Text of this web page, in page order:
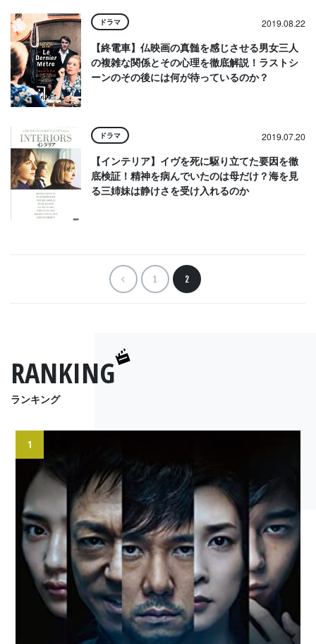
ドラマ 2019.08.22
【終電車】仏映画の真髄を感じさせる男女三人
の複雑な関係とその心理を徹底解説！ラストシ
ーンのその後には何が待っているのか？
ドラマ 2019.07.20
【インテリア】イヴを死に駆り立てた要因を徹
底検証！精神を病んでいたのは母だけ？海を見
る三姉妹は静けさを受け入れるのか
1 2
RANKING
ランキング
1